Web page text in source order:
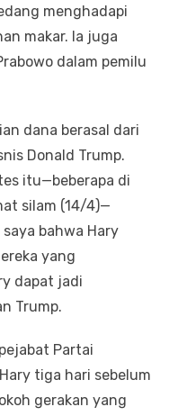
menghadapi
makar. Ia juga
dalam pemilu
dana berasal dari
Donald Trump.
itu—beberapa di
silam (14/4)—
bahwa Hary
yang
dapat jadi
Trump.
Partai
tiga hari sebelum
gerakan yang